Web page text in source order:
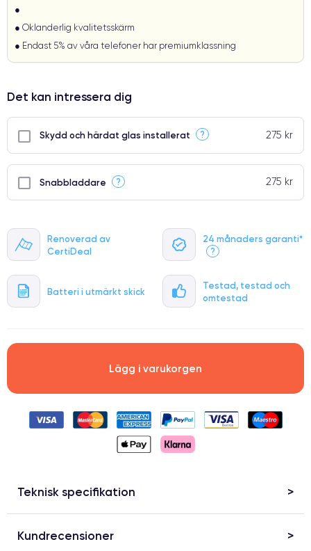
Renoverad av
CertiDeal
24 månaders garanti*
?
Batteri i utmärkt skick
Testad, testad och
omtestad
●
● Oklanderlig kvalitetsskärm
● Endast 5% av våra telefoner har premiumklassning
Det kan intressera dig
Skydd och härdat glas installerat ? 275 kr
Snabbladdare ? 275 kr
Lägg i varukorgen
Teknisk specifikation
Kundrecensioner